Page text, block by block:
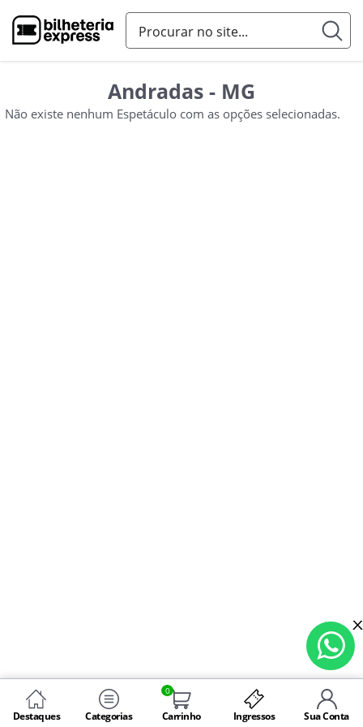
Destaques Categorias
0
Carrinho Ingressos Sua Conta
Andradas - MG
Não existe nenhum Espetáculo com as opções selecionadas.